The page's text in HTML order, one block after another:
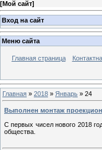
[Мой сайт]
Вход на сайт
Меню сайта
Главная страница
Главная » 2018 » Январь » 24
Выполнен монтаж
С первых чисел нового 2018
общества.